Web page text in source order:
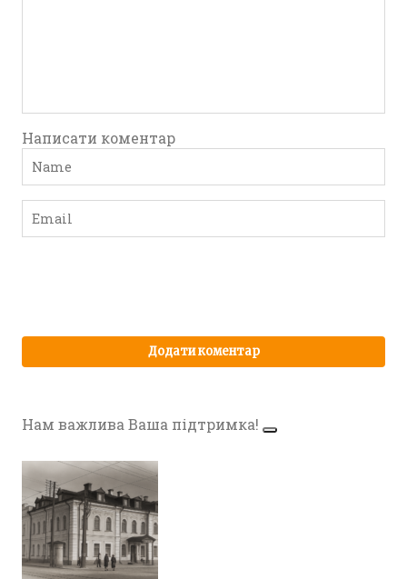
Написати коментар
Нам важлива Ваша підтримка!